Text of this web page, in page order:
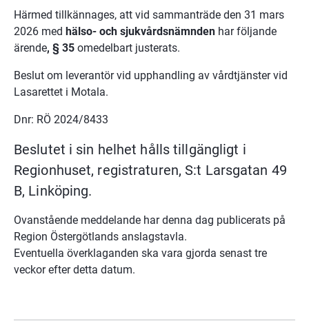
Härmed tillkännages, att vid sammanträde den 31 mars
2026 med hälso- och sjukvårdsnämnden har följande
ärende, § 35 omedelbart justerats.
Beslut om leverantör vid upphandling av vårdtjänster vid
Lasarettet i Motala.
Dnr: RÖ 2024/8433
Beslutet i sin helhet hålls tillgängligt i
Regionhuset, registraturen, S:t Larsgatan 49
B, Linköping.
Ovanstående meddelande har denna dag publicerats på
Region Östergötlands anslagstavla.
Eventuella överklaganden ska vara gjorda senast tre
veckor efter detta datum.